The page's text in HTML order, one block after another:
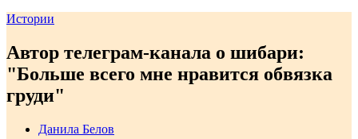
Истории
Автор телеграм-канала о шибари:
"Больше всего мне нравится обвязка
груди"
Данила Белов